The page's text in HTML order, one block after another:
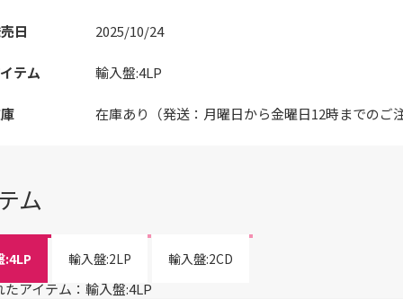
日 2025/10/24
テム 輸入盤:4LP
在庫あり（発送：月曜日から金曜日12時までのご
ム
:4LP 輸入盤:2LP 輸入盤:2CD
たアイテム：輸入盤:4LP